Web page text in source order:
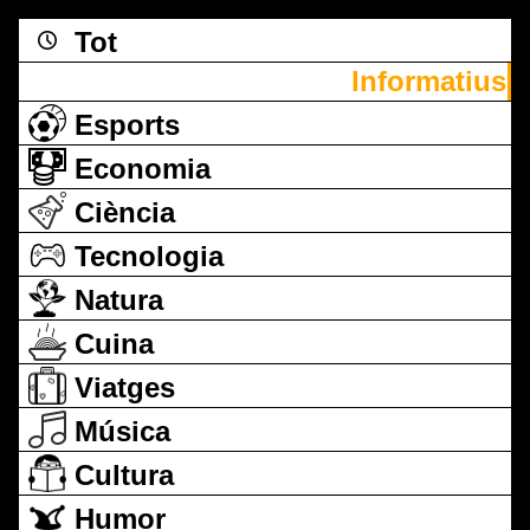
Tot
Informatius
Esports
Economia
Ciència
Tecnologia
Natura
Cuina
Viatges
Música
Cultura
Humor